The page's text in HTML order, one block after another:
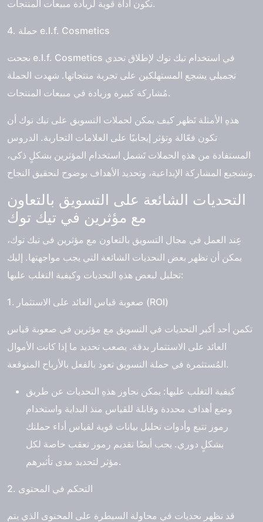
تكون أداة قوية لزيادة مبيعات المنتجات.
4. حملة e.l.f. Cosmetics
نجحت e.l.f. Cosmetics في استخدام تيك توك لإطلاق تحدي
تجميلي يشجع المستهلكين على تجربة منتجاتها. شهدت الحملة
مُشاركة كبيرة وزيادة في مبيعات المنتجات.
هذهِ الأمثلة تَظهر كيف يمكن لحملات التسويق على تيك توك أن
تكون فعّالة وتؤثر إيجابيًا على العلامات التجارية. الدروس
المستفادة من هذهِ الحملات تَشمل استخدام المؤثرين بشكلٍ ذكي،
وتشجيع المشاركة الإبداعية، وتحديد الأهداف بوضوح لتحقيق النجاح.
التحديات الشائعة على التسويق بالتعاون
مع مؤثرين في تيك توك
عِند العمل في مجال التسويق بالتعاون مع مؤثرين في تيك توك،
يمكن أن تظهر بعض التحديات الشائعة التي يجب مواجهتها. إليك
تحليل لبعض هذهِ التحديات وكيفية التغلب عليها:
1. صعوبة قياس العائد على الاستثمار (ROI)
تكمن أحد أكبر التحديات في التسويق مع مؤثرين في صعوبة قياس
العائد على الاستثمار بدقة. يصعب تحديد ما إذا كانت الأموال
المُستثمرة في حملة التسويق تعود بالفعل بالأرباح المتوقعة.
كيفية التغلب عليها: يمكن تجاوز هذهِ التحديات عن طريق
وضع أهداف محددة وقابلة للقياس منذ البداية واستخدام
رموز تتبع وأدوات تحليل بيانات قوية لقياس أداء حملتك
بشكلٍ دوري. يجب أيضًا تقديم رموز تعقب خاصة لكل
مؤثر لتحديد مدى تأثيرهم.
2. التحكم في المحتوى
قد تظهر تحديات في محاولة السيطرة على المحتوى الذي يتم